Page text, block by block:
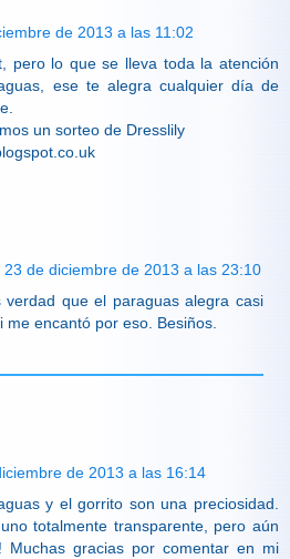
de 2013 a las 11:02
pero lo que se lleva toda la atención
ese te alegra cualquier día de
un sorteo de Dresslily
23 de diciembre de 2013 a las 23:10
que el paraguas alegra casi
encantó por eso. Besiños.
de 2013 a las 16:14
y el gorrito son una preciosidad.
totalmente transparente, pero aún
gracias por comentar en mi